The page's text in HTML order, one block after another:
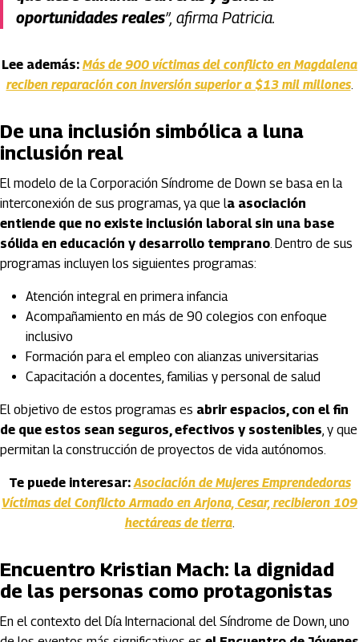
oportunidades reales”, afirma Patricia.
Lee además: Más de 900 víctimas del conflicto en Magdalena
reciben reparación con inversión superior a $13 mil millones.
De una inclusión simbólica a luna
inclusión real
El modelo de la Corporación Síndrome de Down se basa en la
interconexión de sus programas, ya que la asociación
entiende que no existe inclusión laboral sin una base
sólida en educación y desarrollo temprano. Dentro de sus
programas incluyen los siguientes programas:
Atención integral en primera infancia
Acompañamiento en más de 90 colegios con enfoque
inclusivo
Formación para el empleo con alianzas universitarias
Capacitación a docentes, familias y personal de salud
El objetivo de estos programas es abrir espacios, con el fin
de que estos sean seguros, efectivos y sostenibles, y que
permitan la construcción de proyectos de vida autónomos.
Te puede interesar:Asociación de Mujeres Emprendedoras
Víctimas del Conflicto Armado en Arjona, Cesar, recibieron 109
hectáreas de tierra.
Encuentro Kristian Mach: la dignidad
de las personas como protagonistas
En el contexto del Día Internacional del Síndrome de Down, uno